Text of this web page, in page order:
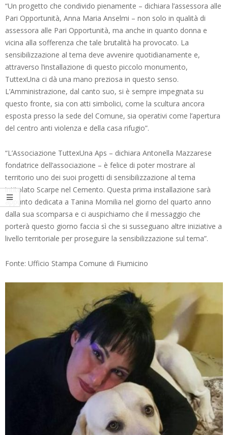
“Un progetto che condivido pienamente – dichiara l’assessora alle
Pari Opportunità, Anna Maria Anselmi – non solo in qualità di
assessora alle Pari Opportunità, ma anche in quanto donna e
vicina alla sofferenza che tale brutalità ha provocato. La
sensibilizzazione al tema deve avvenire quotidianamente e,
attraverso l’installazione di questo piccolo monumento,
TuttexUna ci dà una mano preziosa in questo senso.
L’Amministrazione, dal canto suo, si è sempre impegnata su
questo fronte, sia con atti simbolici, come la scultura ancora
esposta presso la sede del Comune, sia operativi come l’apertura
del centro anti violenza e della casa rifugio”.
“L’Associazione TuttexUna Aps – dichiara Antonella Mazzarese
fondatrice dell’associazione – è felice di poter mostrare al
territorio uno dei suoi progetti di sensibilizzazione al tema
intitolato Scarpe nel Cemento. Questa prima installazione sarà
appunto dedicata a Tanina Momilia nel giorno del quarto anno
dalla sua scomparsa e ci auspichiamo che il messaggio che
porterà questo giorno faccia sì che si susseguano altre iniziative a
livello territoriale per proseguire la sensibilizzazione sul tema”.
Fonte: Ufficio Stampa Comune di Fiumicino